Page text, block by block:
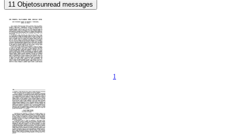
11 Objetosunread messages
1